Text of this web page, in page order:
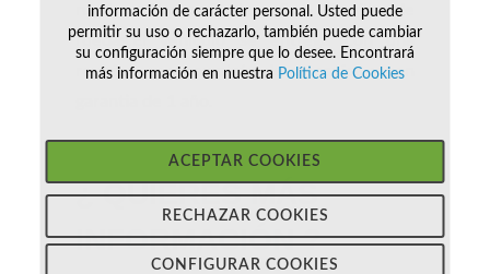
ruedas. Plazas finales: 5 + 1 silla de
ruedas.El vehiculo se entrega con una
revision muy completa de mecanica y con
¿ QUIERES MÁS
INFORMACIÓN?
información de carácter personal. Usted puede
permitir su uso o rechazarlo, también puede cambiar
su configuración siempre que lo desee. Encontrará
más información en nuestra Política de Cookies
ACEPTAR COOKIES
RECHAZAR COOKIES
CONFIGURAR COOKIES